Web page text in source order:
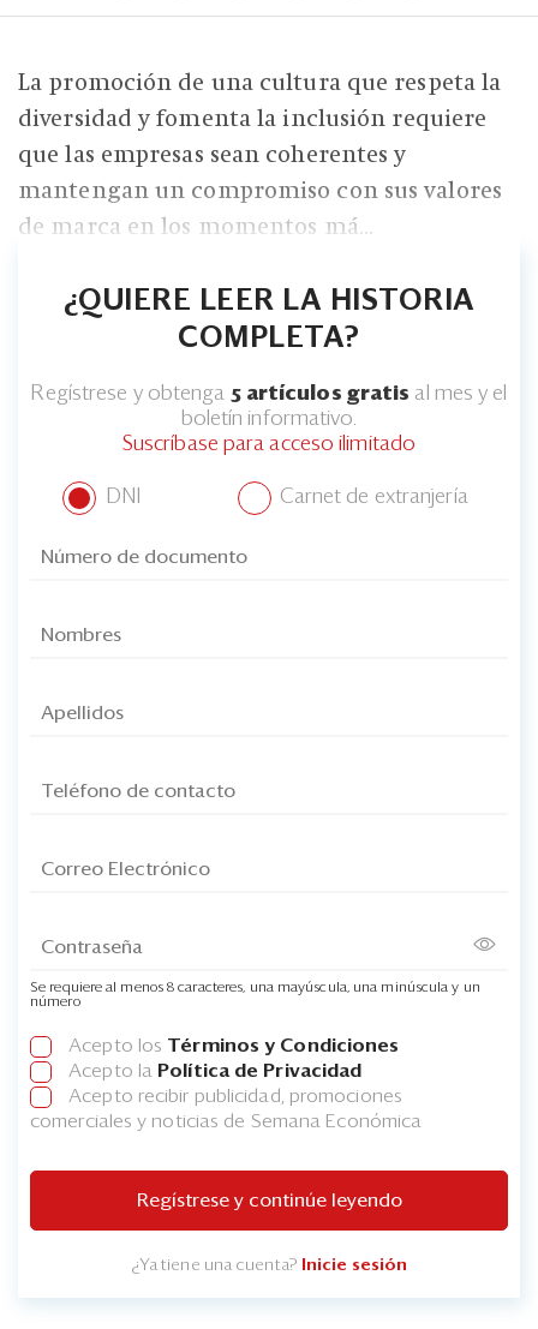
La promoción de una cultura que respeta la
diversidad y fomenta la inclusión requiere
que las empresas sean coherentes y
mantengan un compromiso con sus valores
de marca en los momentos má...
¿QUIERE LEER LA HISTORIA
COMPLETA?
Regístrese y obtenga 5 artículos gratis al mes y el
boletín informativo.
Suscríbase para acceso ilimitado
DNI Carnet de extranjería
Se requiere al menos 8 caracteres, una mayúscula, una minúscula y un
número
Acepto los Términos y Condiciones
Acepto la Política de Privacidad
Acepto recibir publicidad, promociones
comerciales y noticias de Semana Económica
Regístrese y continúe leyendo
¿Ya tiene una cuenta? Inicie sesión